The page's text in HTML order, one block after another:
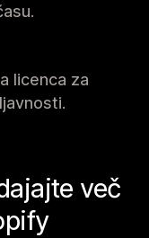
licenca za
več